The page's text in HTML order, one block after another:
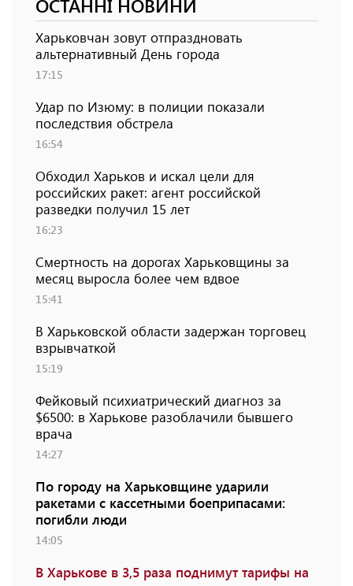
ОСТАННІ НОВИНИ
Харьковчан зовут отпраздновать
альтернативный День города
17:15
Удар по Изюму: в полиции показали
последствия обстрела
16:54
Обходил Харьков и искал цели для
российских ракет: агент российской
разведки получил 15 лет
16:23
Смертность на дорогах Харьковщины за
месяц выросла более чем вдвое
15:41
В Харьковской области задержан торговец
взрывчаткой
15:19
Фейковый психиатрический диагноз за
$6500: в Харькове разоблачили бывшего
врача
14:27
По городу на Харьковщине ударили
ракетами с кассетными боеприпасами:
погибли люди
14:05
В Харькове в 3,5 раза поднимут тарифы на